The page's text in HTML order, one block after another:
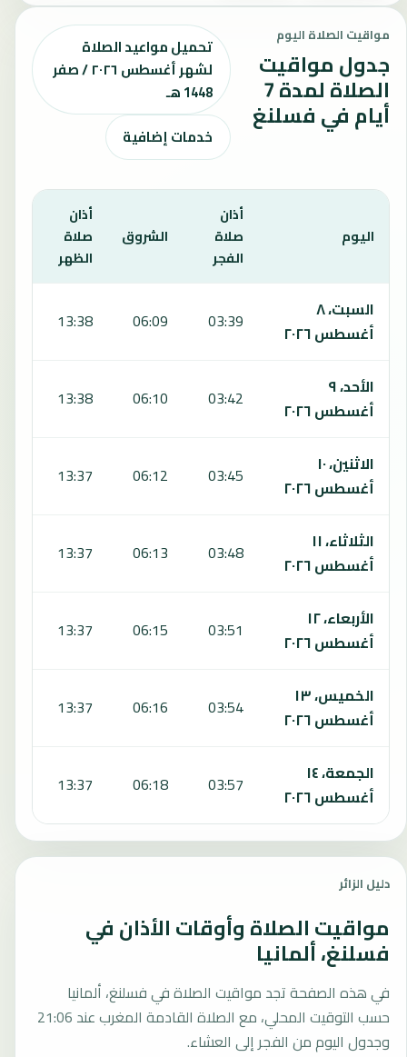
مواقيت الصلاة اليوم
جدول مواقيت
الصلاة لمدة 7
أيام في فسلنغ
تحميل مواعيد الصلاة
لشهر أغسطس ٢٠٢٦ / صفر
1448 هـ
خدمات إضافية
اليوم
أذان
صلاة
الفجر
الشروق
أذان
صلاة
الظهر
السبت، ٨
أغسطس ٢٠٢٦
03:39
06:09
13:38
الأحد، ٩
أغسطس ٢٠٢٦
03:42
06:10
13:38
الاثنين، ١٠
أغسطس ٢٠٢٦
03:45
06:12
13:37
الثلاثاء، ١١
أغسطس ٢٠٢٦
03:48
06:13
13:37
الأربعاء، ١٢
أغسطس ٢٠٢٦
03:51
06:15
13:37
الخميس، ١٣
أغسطس ٢٠٢٦
03:54
06:16
13:37
الجمعة، ١٤
أغسطس ٢٠٢٦
03:57
06:18
13:37
دليل الزائر
مواقيت الصلاة وأوقات الأذان في
فسلنغ، ألمانيا
في هذه الصفحة تجد مواقيت الصلاة في فسلنغ، ألمانيا
حسب التوقيت المحلي، مع الصلاة القادمة المغرب عند 21:06
وجدول اليوم من الفجر إلى العشاء.